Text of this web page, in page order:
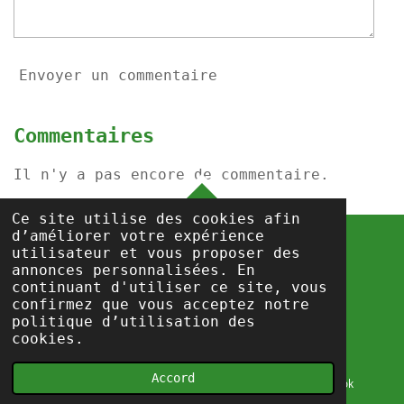
Ce site utilise des cookies afin
d’améliorer votre expérience
utilisateur et vous proposer des
annonces personnalisées. En
continuant d'utiliser ce site, vous
confirmez que vous acceptez notre
politique d’utilisation des
cookies.
Accord
Envoyer un commentaire
Commentaires
Il n'y a pas encore de commentaire.
HAUT
info@csc-prisons.be
Propulsé par Webador
Carte Facebook